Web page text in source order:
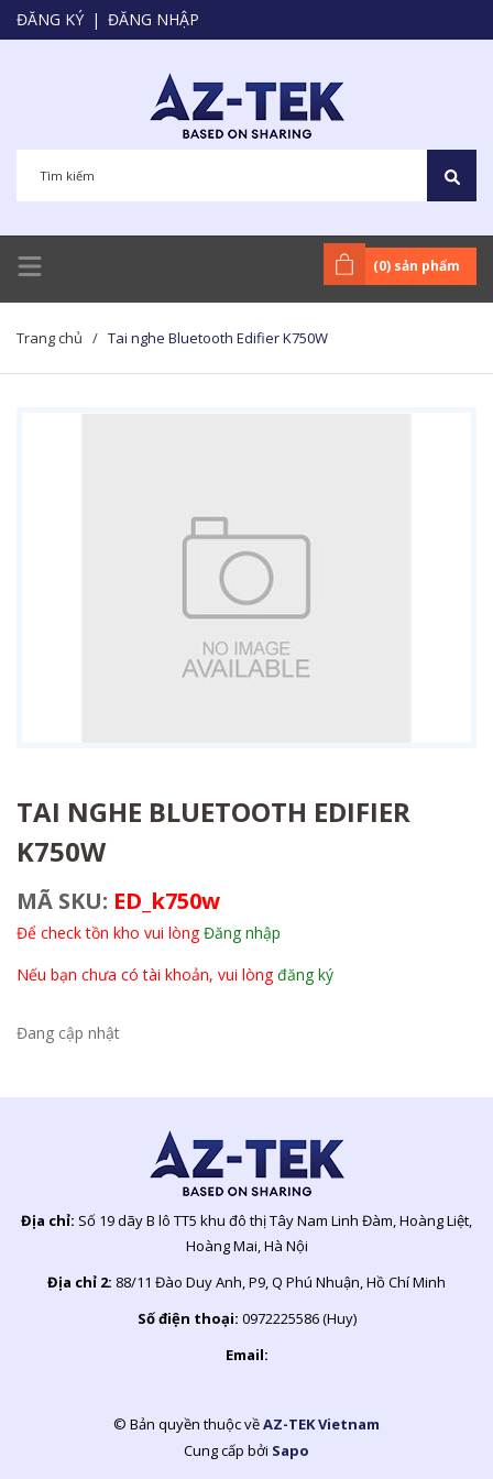
ĐĂNG KÝ | ĐĂNG NHẬP
(0) sản phẩm
Trang chủ / Tai nghe Bluetooth Edifier K750W
TAI NGHE BLUETOOTH EDIFIER
K750W
MÃ SKU: ED_k750w
Để check tồn kho vui lòngĐăng nhập
Nếu bạn chưa có tài khoản, vui lòngđăng ký
Đang cập nhật
Địa chỉ: Số 19 dãy B lô TT5 khu đô thị Tây Nam Linh Đàm, Hoàng Liệt,
Hoàng Mai, Hà Nội
Địa chỉ 2: 88/11 Đào Duy Anh, P9, Q Phú Nhuận, Hồ Chí Minh
Số điện thoại: 0972225586 (Huy)
Email:
© Bản quyền thuộc vềAZ-TEK Vietnam
Cung cấp bởi Sapo